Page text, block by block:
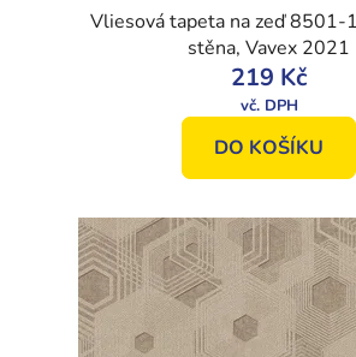
Vliesová tapeta na zeď 8501-
stěna, Vavex 2021
219 Kč
DO KOŠÍKU